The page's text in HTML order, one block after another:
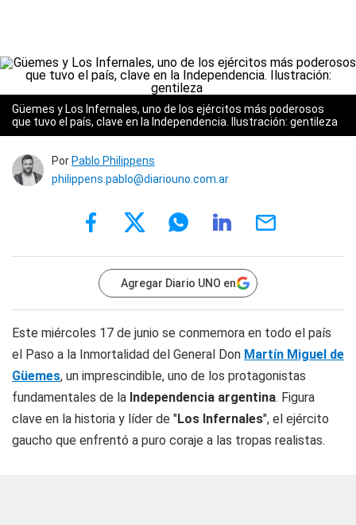
Güemes y Los Infernales, uno de los ejércitos más poderosos
que tuvo el país, clave en la Independencia. Ilustración: gentileza
Por Pablo Philippens
philippens.pablo@diariouno.com.ar
Agregar Diario UNO en
Este miércoles 17 de junio se conmemora en todo el país
el Paso a la Inmortalidad del General Don Martín Miguel de
Güemes, un imprescindible, uno de los protagonistas
fundamentales de la Independencia argentina. Figura
clave en la historia y líder de "Los Infernales", el ejército
gaucho que enfrentó a puro coraje a las tropas realistas.